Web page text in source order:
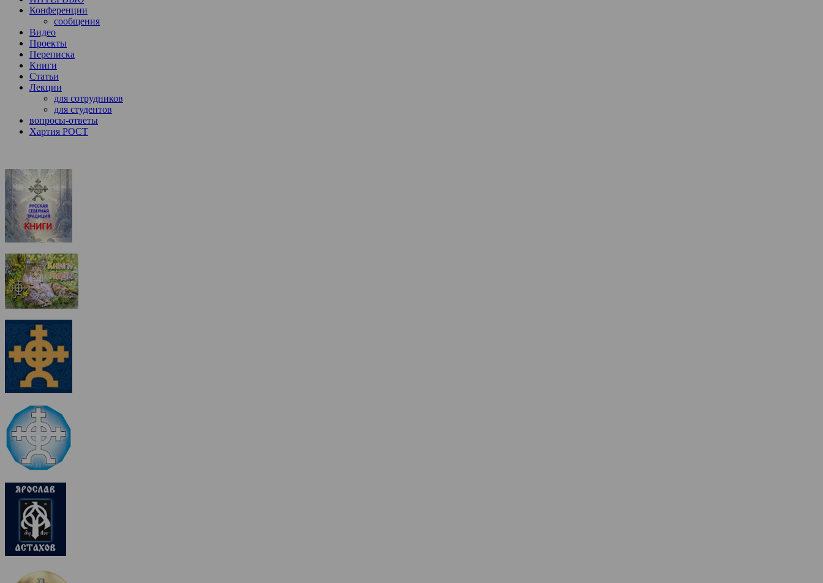
Конференции
сообщения
Видео
Проекты
Переписка
Книги
Статьи
Лекции
для сотрудников
для студентов
вопросы-ответы
Хартия РОСТ